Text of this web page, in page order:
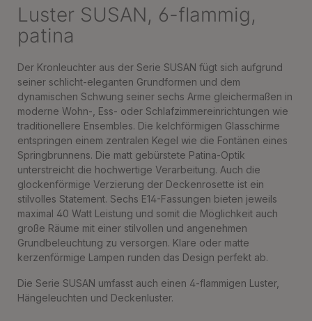
Luster SUSAN, 6-flammig,
patina
Der Kronleuchter aus der Serie SUSAN fügt sich aufgrund
seiner schlicht-eleganten Grundformen und dem
dynamischen Schwung seiner sechs Arme gleichermaßen in
moderne Wohn-, Ess- oder Schlafzimmereinrichtungen wie
traditionellere Ensembles. Die kelchförmigen Glasschirme
entspringen einem zentralen Kegel wie die Fontänen eines
Springbrunnens. Die matt gebürstete Patina-Optik
unterstreicht die hochwertige Verarbeitung. Auch die
glockenförmige Verzierung der Deckenrosette ist ein
stilvolles Statement. Sechs E14-Fassungen bieten jeweils
maximal 40 Watt Leistung und somit die Möglichkeit auch
große Räume mit einer stilvollen und angenehmen
Grundbeleuchtung zu versorgen. Klare oder matte
kerzenförmige Lampen runden das Design perfekt ab.
Die Serie SUSAN umfasst auch einen 4-flammigen Luster,
Hängeleuchten und Deckenluster.